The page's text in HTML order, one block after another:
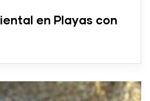
en Playas con